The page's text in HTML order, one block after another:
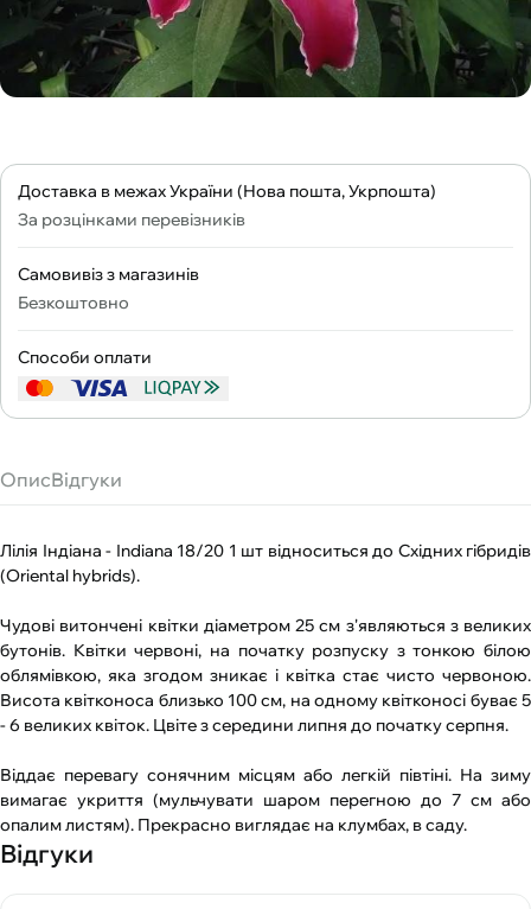
Доставка в межах України (Нова пошта, Укрпошта)
За розцінками перевізників
Самовивіз з магазинів
Безкоштовно
Способи оплати
ОписВідгуки
Лілія Індіана - Іndiana 18/20 1 шт відноситься до Східних гібридів
(Oriental hybrids).
Чудові витончені квітки діаметром 25 см з'являються з великих
бутонів. Квітки червоні, на початку розпуску з тонкою білою
облямівкою, яка згодом зникає і квітка стає чисто червоною.
Висота квітконоса близько 100 см, на одному квітконосі буває 5
- 6 великих квіток. Цвіте з середини липня до початку серпня.
Віддає перевагу сонячним місцям або легкій півтіні. На зиму
вимагає укриття (мульчувати шаром перегною до 7 см або
опалим листям). Прекрасно виглядає на клумбах, в саду.
Відгуки